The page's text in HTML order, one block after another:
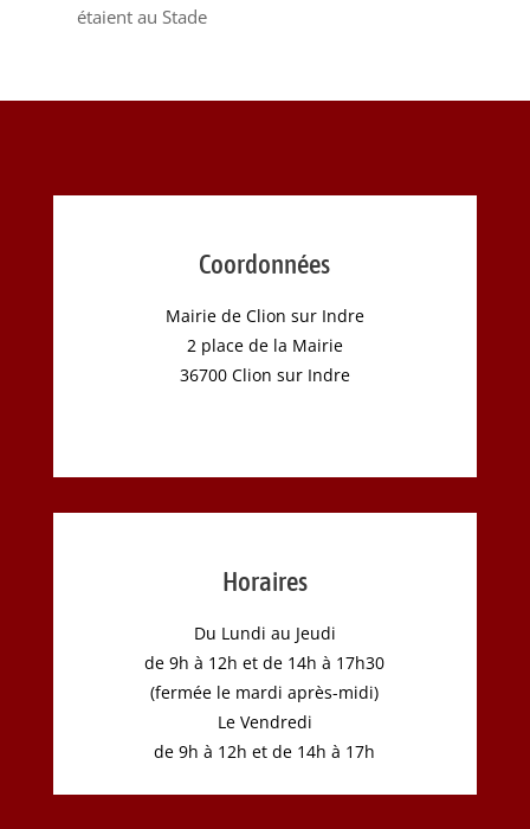
étaient au Stade
Coordonnées
Mairie de Clion sur Indre
2 place de la Mairie
36700 Clion sur Indre
Horaires
Du Lundi au Jeudi
de 9h à 12h et de 14h à 17h30
(fermée le mardi après-midi)
Le Vendredi
de 9h à 12h et de 14h à 17h